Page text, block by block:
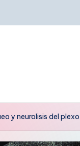
y neurolisis del